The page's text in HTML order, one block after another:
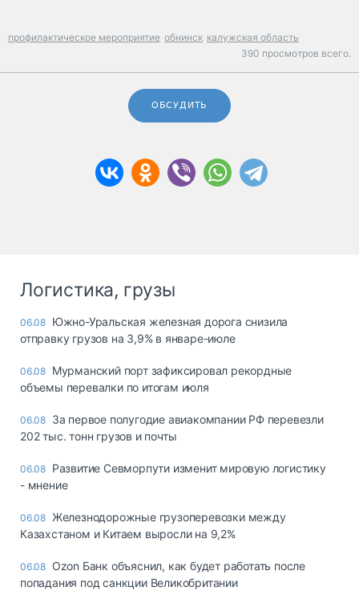
профилактическое мероприятие обнинск калужская область
390 просмотров всего.
ОБСУДИТЬ
Логистика, грузы
06.08 Южно-Уральская железная дорога снизила
отправку грузов на 3,9% в январе-июле
06.08 Мурманский порт зафиксировал рекордные
объемы перевалки по итогам июля
06.08 За первое полугодие авиакомпании РФ перевезли
202 тыс. тонн грузов и почты
06.08 Развитие Севморпути изменит мировую логистику
- мнение
06.08 Железнодорожные грузоперевозки между
Казахстаном и Китаем выросли на 9,2%
06.08 Ozon Банк объяснил, как будет работать после
попадания под санкции Великобритании